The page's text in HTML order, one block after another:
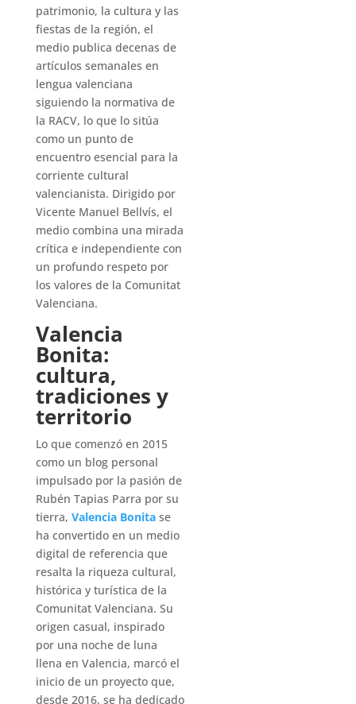
patrimonio, la cultura y las
fiestas de la región, el
medio publica decenas de
artículos semanales en
lengua valenciana
siguiendo la normativa de
la RACV, lo que lo sitúa
como un punto de
encuentro esencial para la
corriente cultural
valencianista. Dirigido por
Vicente Manuel Bellvís, el
medio combina una mirada
crítica e independiente con
un profundo respeto por
los valores de la Comunitat
Valenciana.
Valencia
Bonita:
cultura,
tradiciones y
territorio
Lo que comenzó en 2015
como un blog personal
impulsado por la pasión de
Rubén Tapias Parra por su
tierra, Valencia Bonitase
ha convertido en un medio
digital de referencia que
resalta la riqueza cultural,
histórica y turística de la
Comunitat Valenciana. Su
origen casual, inspirado
por una noche de luna
llena en Valencia, marcó el
inicio de un proyecto que,
desde 2016, se ha dedicado